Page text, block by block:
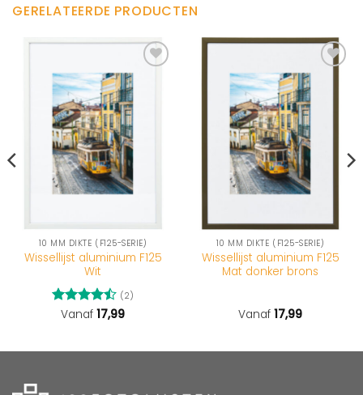
GERELATEERDE PRODUCTEN
10 MM DIKTE (F125-SERIE)
Wissellijst aluminium F125
Wit
Gewaardeerd
(2)
Vanaf 17,99
10 MM DIKTE (F125-SERIE)
Wissellijst aluminium F125
Mat donker brons
Vanaf 17,99